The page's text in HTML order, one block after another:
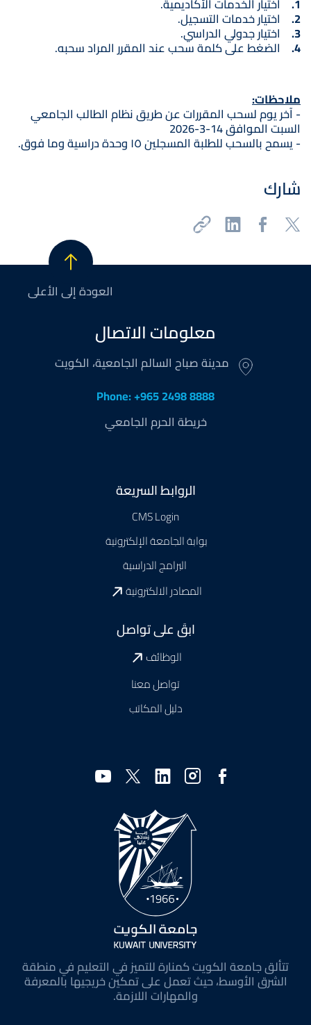
2. اختيار خدمات التسجيل.
3. اختيار جدولي الدراسي.
4. الضغط على كلمة سحب عند المقرر المراد سحبه.
ملاحظات:
- آخر يوم لسحب المقررات عن طريق نظام الطالب الجامعي
السبت الموافق 14-3-2026
- يسمح بالسحب للطلبة المسجلين ١٥ وحدة دراسية وما فوق.
شارك
العودة إلى الأعلى
تتألق جامعة الكويت كمنارة للتميز في التعليم في منطقة
الشرق الأوسط، حيث تعمل على تمكين خريجيها بالمعرفة
والمهارات اللازمة.
معلومات الاتصال
مدينة صباح السالم الجامعية، الكويت
Phone: +965 2498 8888
خريطة الحرم الجامعي
الروابط السريعة
CMS Login
بوابة الجامعة الإلكترونية
البرامج الدراسية
المصادر الالكترونية
ابقَ على تواصل
الوظائف
تواصل معنا
دليل المكاتب